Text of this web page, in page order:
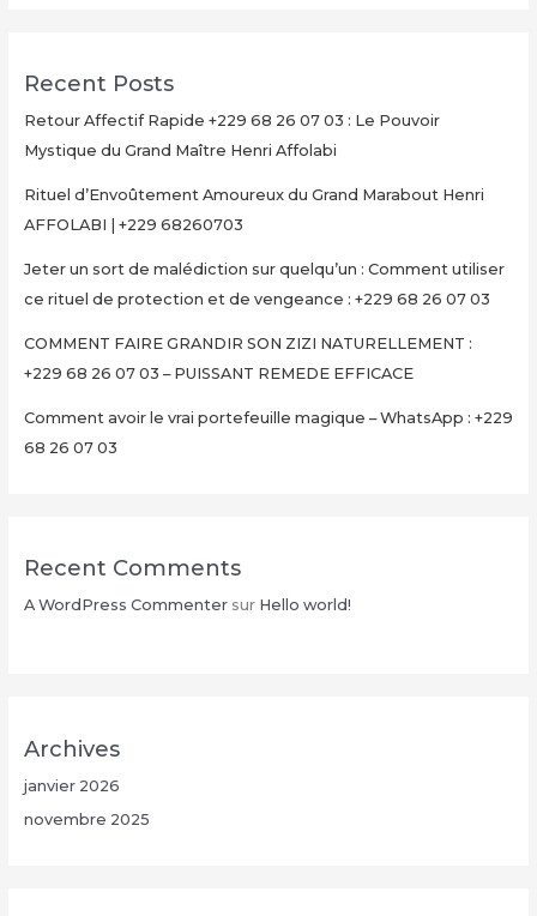
et
de
vengeance
+229
68
Recent Posts
Retour Affectif Rapide +229 68 26 07 03 : Le Pouvoir
Mystique du Grand Maître Henri Affolabi
Rituel d’Envoûtement Amoureux du Grand Marabout Henri
AFFOLABI | +229 68260703
Jeter un sort de malédiction sur quelqu’un : Comment utiliser
ce rituel de protection et de vengeance : +229 68 26 07 03
COMMENT FAIRE GRANDIR SON ZIZI NATURELLEMENT :
+229 68 26 07 03 – PUISSANT REMEDE EFFICACE
Comment avoir le vrai portefeuille magique – WhatsApp : +229
68 26 07 03
Recent Comments
A WordPress Commentersur Hello world!
Archives
janvier 2026
novembre 2025